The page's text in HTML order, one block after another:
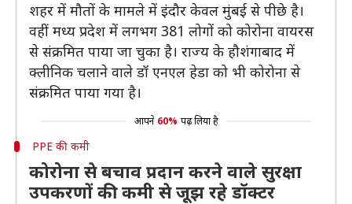
शहर में मौतों के मामले में इंदौर केवल मुंबई से पीछे है।
वहीं मध्य प्रदेश में लगभग 381 लोगों को कोरोना वायरस
से संक्रमित पाया जा चुका है। राज्य के हौशंगाबाद में
क्लीनिक चलाने वाले डॉ एनएल हेडा को भी कोरोना से
संक्रमित पाया गया है।
आपने 60% पढ़ लिया है
PPE की कमी
कोरोना से बचाव प्रदान करने वाले सुरक्षा
उपकरणों की कमी से जूझ रहे डॉक्टर